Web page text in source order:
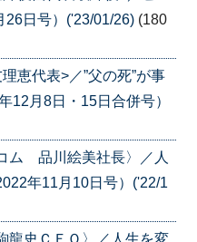
26日号）('23/01/26) (180
恵代表>／”父の死”が事
12月8日・15日合併号）
ム 品川絵美社長〉／人
年11月10日号）('22/1
史ＣＥＯ〉／人生を変